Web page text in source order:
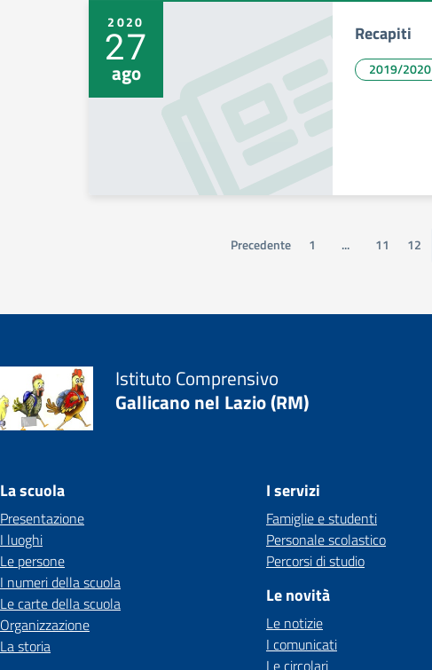
2020
27
ago
Recapiti
2019/2020
Precedente 1 ... 11 12
Istituto Comprensivo
Gallicano nel Lazio (RM)
La scuola
Presentazione
I luoghi
Le persone
I numeri della scuola
Le carte della scuola
Organizzazione
La storia
I servizi
Famiglie e studenti
Personale scolastico
Percorsi di studio
Le novità
Le notizie
I comunicati
Le circolari